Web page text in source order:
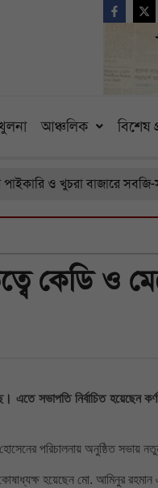
আঞ্চলিক বিশেষ
ও খুচরা বাজারে সবজি-সহ
কেডি ও
এতে সভাপতি নির্বাচিত হয়েছেন
হোসেনের পরিচালনায় অনুষ্ঠিত সভায়
হয়েছেন মো. আমিনুর রহমান